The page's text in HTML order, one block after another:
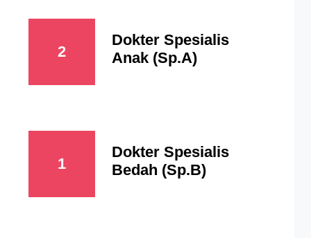
2
Dokter Spesialis
Anak (Sp.A)
1
Dokter Spesialis
Bedah (Sp.B)